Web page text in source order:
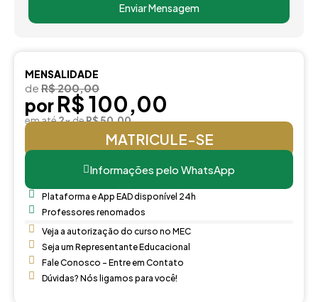
Enviar Mensagem
MENSALIDADE
de R$ 200,00
por R$ 100,00
em até2xdeR$ 50,00
MATRICULE-SE
Informações pelo WhatsApp
Plataforma e App EAD disponível 24h
Professores renomados
Veja a autorização do curso no MEC
Seja um Representante Educacional
Fale Conosco - Entre em Contato
Dúvidas? Nós ligamos para você!